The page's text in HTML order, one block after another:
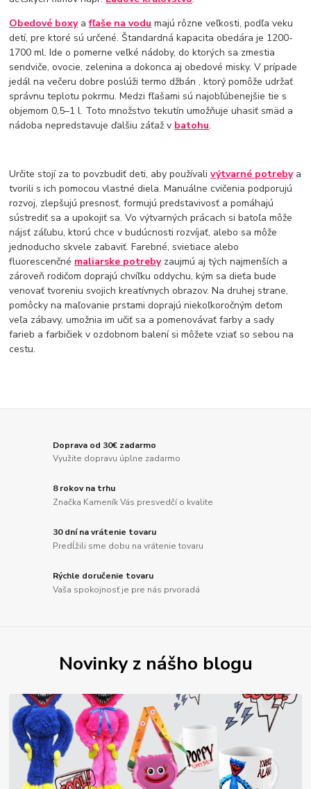
Obedové boxyafľaše na vodu majú rôzne veľkosti, podľa veku
detí, pre ktoré sú určené. Štandardná kapacita obedára je 1200-
1700 ml. Ide o pomerne veľké nádoby, do ktorých sa zmestia
sendviče, ovocie, zelenina a dokonca aj obedové misky. V prípade
jedál na večeru dobre poslúži termo džbán, ktorý pomôže udržať
správnu teplotu pokrmu. Medzi fľašami sú najobľúbenejšie tie s
objemom 0,5–1 l. Toto množstvo tekutín umožňuje uhasiť smäd a
nádoba nepredstavuje ďalšiu záťaž v batohu.
Určite stojí za to povzbudiť deti, aby používalivýtvarné potrebya
tvorili s ich pomocou vlastné diela. Manuálne cvičenia podporujú
rozvoj, zlepšujú presnosť, formujú predstavivosť a pomáhajú
sústrediť sa a upokojiť sa. Vo výtvarných prácach si batoľa môže
nájsť záľubu, ktorú chce v budúcnosti rozvíjať, alebo sa môže
jednoducho skvele zabaviť. Farebné, svietiace alebo
fluorescenčné maliarske potrebyzaujmú aj tých najmenších a
zároveň rodičom doprajú chvíľku oddychu, kým sa dieťa bude
venovať tvoreniu svojich kreatívnych obrazov. Na druhej strane,
pomôcky na maľovanie prstami doprajú niekoľkoročným deťom
veľa zábavy, umožnia im učiť sa a pomenovávať farby a sady
farieb a farbičiek v ozdobnom balení si môžete vziať so sebou na
cestu.
Doprava od 30€ zadarmo
Využite dopravu úplne zadarmo
8 rokov na trhu
Značka Kameník Vás presvedčí o kvalite
30 dní na vrátenie tovaru
Predĺžili sme dobu na vrátenie tovaru
Rýchle doručenie tovaru
Vaša spokojnosť je pre nás prvoradá
Novinky z nášho blogu